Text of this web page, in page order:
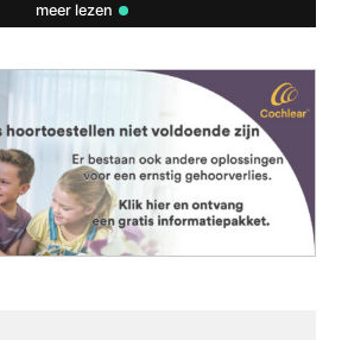
meer lezen